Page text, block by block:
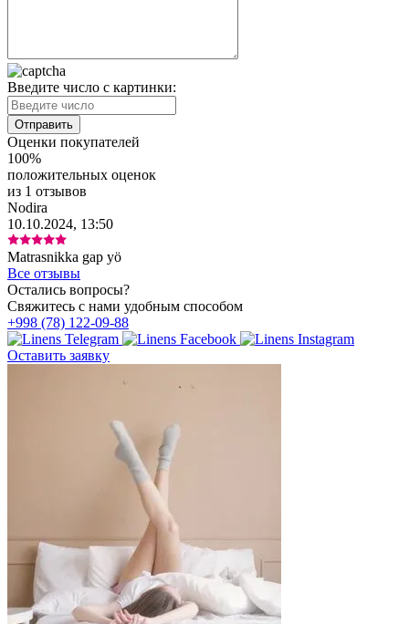
Введите число с картинки:
Оценки покупателей
100%
положительных оценок
из 1 отзывов
Nodira
10.10.2024, 13:50
Matrasnikka gap yö
Все отзывы
Остались вопросы?
Свяжитесь с нами удобным способом
+998 (78) 122-09-88
Оставить заявку